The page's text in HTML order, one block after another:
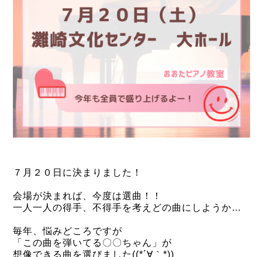
７月２０日に決まりました！
会場が決まれば、今度は選曲！！
一人一人の得手、不得手を考えどの曲にしようか…
毎年、悩みどころですが
「この曲を弾いてる〇〇ちゃん」が
想像できる曲を選びました((*´∀｀*))